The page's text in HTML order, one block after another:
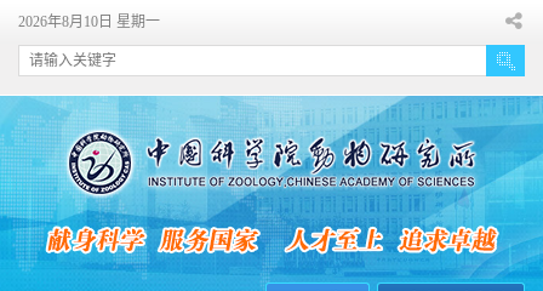
2026年8月10日 星期一